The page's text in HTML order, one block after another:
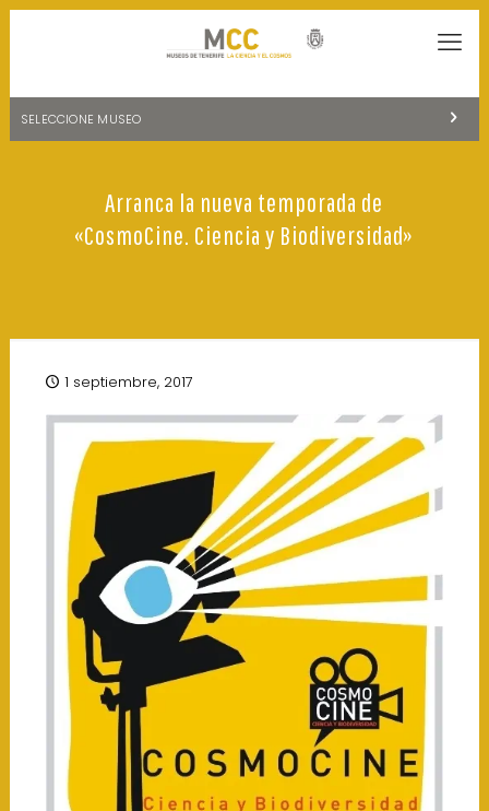
SELECCIONE MUSEO
NATURALEZA Y ARQUEOLOGÍA
CENTRO DE DOCUMENTACIÓN DE CANARIAS Y AMÉRICA
CUEVA DEL VIENTO
Arranca la nueva temporada de
«CosmoCine. Ciencia y Biodiversidad»
1 septiembre, 2017